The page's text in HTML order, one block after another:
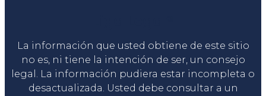
La información que usted obtiene de este sitio
no es, ni tiene la intención de ser, un consejo
legal. La información pudiera estar incompleta o
desactualizada. Usted debe consultar a un